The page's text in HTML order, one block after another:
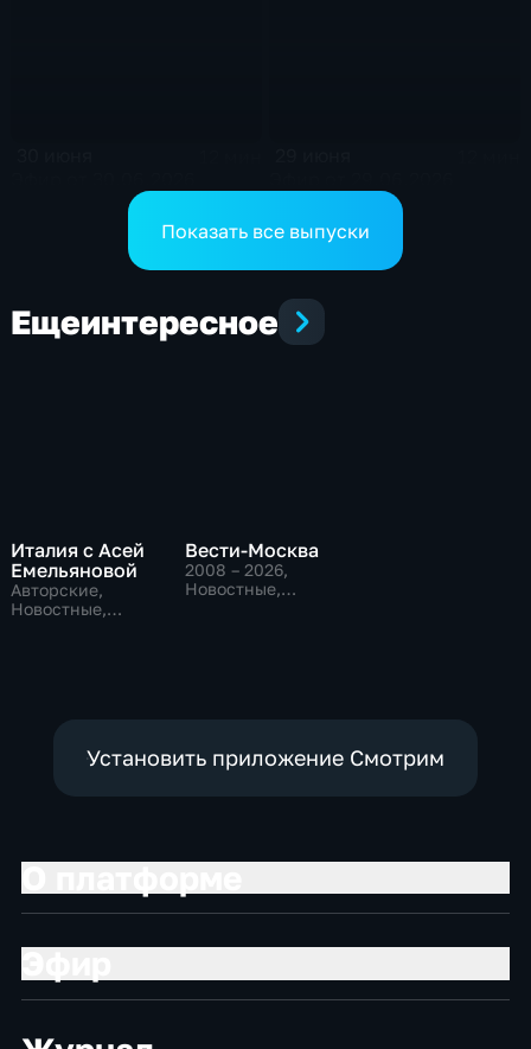
Показать все выпуски
Ещеинтересное
Италия с Асей
Емельяновой
Авторские,
Новостные,
Вести-Москва
2008 – 2026,
Новостные,
Установить приложение Смотрим